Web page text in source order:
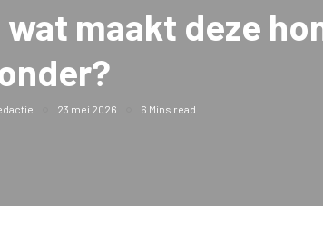
maakt deze
23 mei 2026 6 Mins read